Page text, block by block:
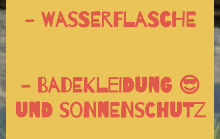
- Wasserflasche
- Badekleidung 😎
und Sonnenschutz